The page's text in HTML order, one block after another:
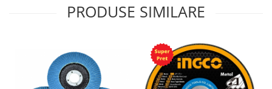
PRODUSE SIMILARE